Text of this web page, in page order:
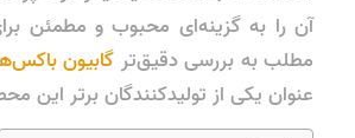
آن‌ را به گزینه‌ای محبوب و مطمئن
مطلب به بررسی دقیق‌تر گابیون
عنوان یکی از تولیدکنندگان برتر این